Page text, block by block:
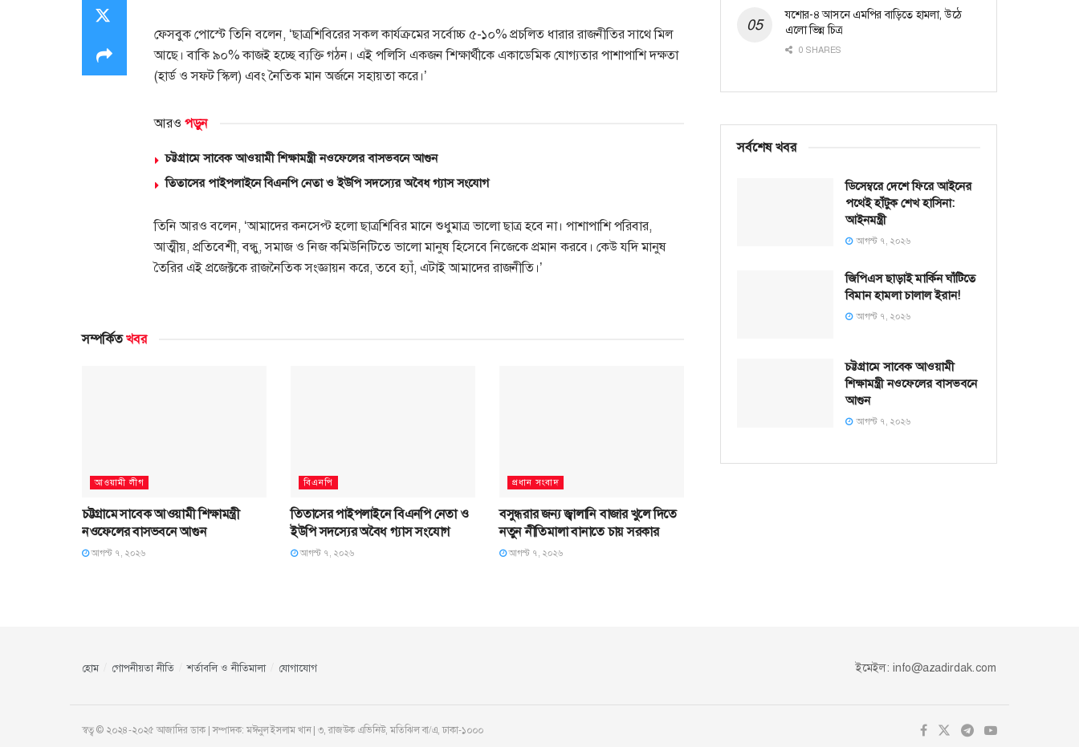
ফেসবুক পোস্টে তিনি বলেন, ‌‌‘ছাত্রশিবিরের সকল কার্যক্রমের সর্বোচ্চ ৫-১০% প্রচলিত ধারার রাজনীতির সাথে মিল
আছে। বাকি ৯০% কাজই হচ্ছে ব্যক্তি গঠন। এই পলিসি একজন শিক্ষার্থীকে একাডেমিক যোগ্যতার পাশাপাশি দক্ষতা
(হার্ড ও সফট স্কিল) এবং নৈতিক মান অর্জনে সহায়তা করে।’
আরও পড়ুন
চট্টগ্রামে সাবেক আওয়ামী শিক্ষামন্ত্রী নওফেলের বাসভবনে আগুন
তিতাসের পাইপলাইনে বিএনপি নেতা ও ইউপি সদস্যের অবৈধ গ্যাস সংযোগ
তিনি আরও বলেন, ‘আমাদের কনসেপ্ট হলো ছাত্রশিবির মানে শুধুমাত্র ভালো ছাত্র হবে না। পাশাপাশি পরিবার,
আত্মীয়, প্রতিবেশী, বন্ধু, সমাজ ও নিজ কমিউনিটিতে ভালো মানুষ হিসেবে নিজেকে প্রমান করবে। কেউ যদি মানুষ
তৈরির এই প্রজেক্টকে রাজনৈতিক সংজ্ঞায়ন করে, তবে হ্যাঁ, এটাই আমাদের রাজনীতি।’
সম্পর্কিতখবর
আওয়ামী লীগ
চট্টগ্রামে সাবেক আওয়ামী শিক্ষামন্ত্রী
নওফেলের বাসভবনে আগুন
আগস্ট ৭, ২০২৬
বিএনপি
তিতাসের পাইপলাইনে বিএনপি নেতা ও
ইউপি সদস্যের অবৈধ গ্যাস সংযোগ
আগস্ট ৭, ২০২৬
প্রধান সংবাদ
বসুন্ধরার জন্য জ্বালানি বাজার খুলে দিতে
নতুন নীতিমালা বানাতে চায় সরকার
আগস্ট ৭, ২০২৬
যশোর-৪ আসনে এমপির বাড়িতে হামলা, উঠে
এলো ভিন্ন চিত্র
0 SHARES
সর্বশেষ খবর
ডিসেম্বরে দেশে ফিরে আইনের
পথেই হাঁটুক শেখ হাসিনা:
আইনমন্ত্রী
আগস্ট ৭, ২০২৬
জিপিএস ছাড়াই মার্কিন ঘাঁটিতে
বিমান হামলা চালাল ইরান!
আগস্ট ৭, ২০২৬
চট্টগ্রামে সাবেক আওয়ামী
শিক্ষামন্ত্রী নওফেলের বাসভবনে
আগুন
আগস্ট ৭, ২০২৬
হোম গোপনীয়তা নীতি শর্তাবলি ও নীতিমালা যোগাযোগ ইমেইল: info@azadirdak.com
স্বত্ব © ২০২৪-২০২৫ আজাদির ডাক | সম্পাদক: মঈনুল ইসলাম খান | ৩, রাজউক এভিনিউ, মতিঝিল বা/এ, ঢাকা-১০০০